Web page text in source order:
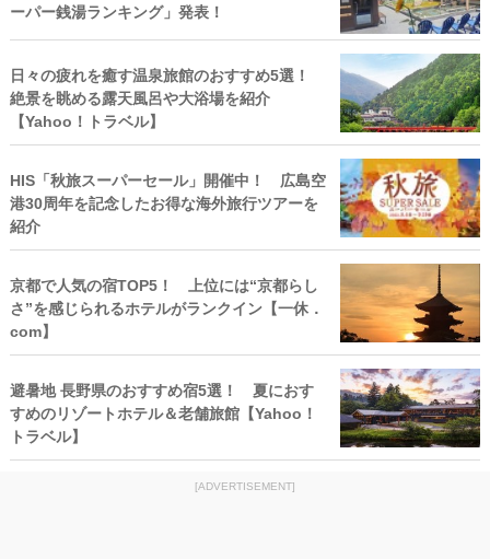
ーパー銭湯ランキング」発表！
日々の疲れを癒す温泉旅館のおすすめ5選！
絶景を眺める露天風呂や大浴場を紹介
【Yahoo！トラベル】
HIS「秋旅スーパーセール」開催中！ 広島空
港30周年を記念したお得な海外旅行ツアーを
紹介
京都で人気の宿TOP5！ 上位には“京都らし
さ”を感じられるホテルがランクイン【一休．
com】
避暑地 長野県のおすすめ宿5選！ 夏におす
すめのリゾートホテル＆老舗旅館【Yahoo！
トラベル】
[ADVERTISEMENT]